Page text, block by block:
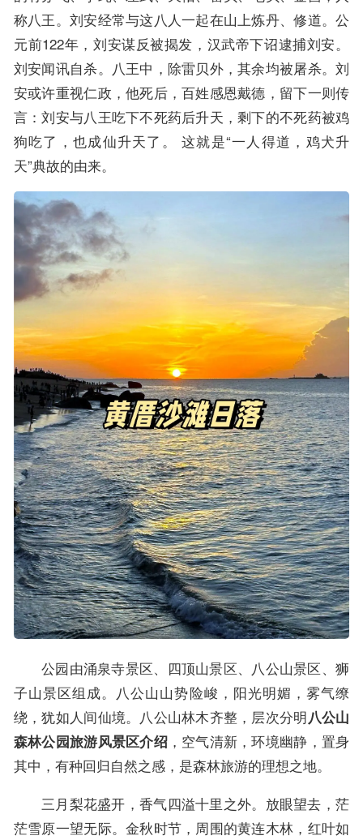
称八王。刘安经常与这八人一起在山上炼丹、修道。公
元前122年，刘安谋反被揭发，汉武帝下诏逮捕刘安。
刘安闻讯自杀。八王中，除雷贝外，其余均被屠杀。刘
安或许重视仁政，他死后，百姓感恩戴德，留下一则传
言：刘安与八王吃下不死药后升天，剩下的不死药被鸡
狗吃了，也成仙升天了。 这就是“一人得道，鸡犬升
天”典故的由来。
公园由涌泉寺景区、四顶山景区、八公山景区、狮
子山景区组成。八公山山势险峻，阳光明媚，雾气缭
绕，犹如人间仙境。八公山林木齐整，层次分明八公山
森林公园旅游风景区介绍，空气清新，环境幽静，置身
其中，有种回归自然之感，是森林旅游的理想之地。
三月梨花盛开，香气四溢十里之外。放眼望去，茫
茫雪原一望无际。金秋时节，周围的黄连木林，红叶如